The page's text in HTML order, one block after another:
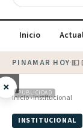
Inicio
PINAMAR HOY·💵
× PUBLICIDAD
Inicio›Institucional
INSTITUCIONAL